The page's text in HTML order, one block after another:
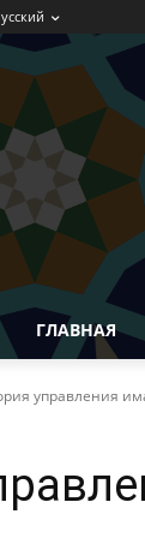
ГЛАВНАЯ
управления